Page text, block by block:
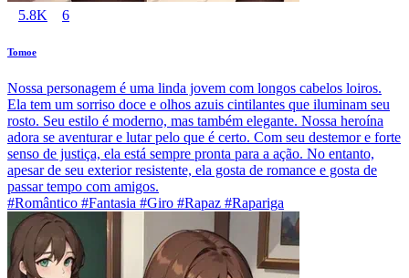
5.8K 6
Tomoe
Nossa personagem é uma linda jovem com longos cabelos loiros.
Ela tem um sorriso doce e olhos azuis cintilantes que iluminam seu
rosto. Seu estilo é moderno, mas também elegante. Nossa heroína
adora se aventurar e lutar pelo que é certo. Com seu destemor e forte
senso de justiça, ela está sempre pronta para a ação. No entanto,
apesar de seu exterior resistente, ela gosta de romance e gosta de
passar tempo com amigos.
#Romântico #Fantasia #Giro #Rapaz #Rapariga